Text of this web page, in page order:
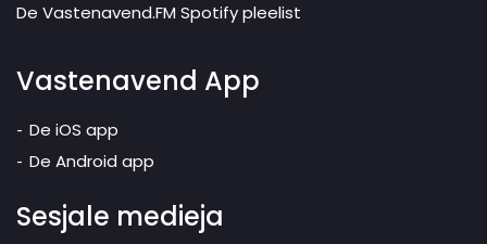
De Vastenavend.FM Spotify pleelist
Vastenavend App
De iOS app
De Android app
Sesjale medieja